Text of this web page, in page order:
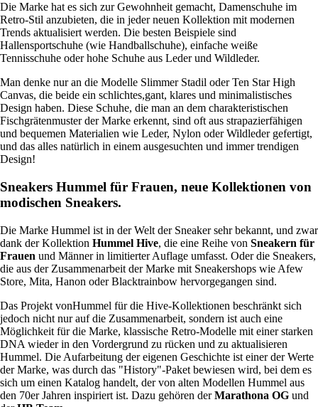
Die Marke hat es sich zur Gewohnheit gemacht, Damenschuhe im
Retro-Stil anzubieten, die in jeder neuen Kollektion mit modernen
Trends aktualisiert werden. Die besten Beispiele sind
Hallensportschuhe (wie Handballschuhe), einfache weiße
Tennisschuhe oder hohe Schuhe aus Leder und Wildleder.
Man denke nur an die Modelle Slimmer Stadil oder Ten Star High
Canvas, die beide ein schlichtes,gant, klares und minimalistisches
Design haben. Diese Schuhe, die man an dem charakteristischen
Fischgrätenmuster der Marke erkennt, sind oft aus strapazierfähigen
und bequemen Materialien wie Leder, Nylon oder Wildleder gefertigt,
und das alles natürlich in einem ausgesuchten und immer trendigen
Design!
Sneakers Hummel für Frauen, neue Kollektionen von
modischen Sneakers.
Die Marke Hummel ist in der Welt der Sneaker sehr bekannt, und zwar
dank der Kollektion Hummel Hive, die eine Reihe von Sneakern für
Frauen und Männer in limitierter Auflage umfasst. Oder die Sneakers,
die aus der Zusammenarbeit der Marke mit Sneakershops wie Afew
Store, Mita, Hanon oder Blacktrainbow hervorgegangen sind.
Das Projekt vonHummel für die Hive-Kollektionen beschränkt sich
jedoch nicht nur auf die Zusammenarbeit, sondern ist auch eine
Möglichkeit für die Marke, klassische Retro-Modelle mit einer starken
DNA wieder in den Vordergrund zu rücken und zu aktualisieren
Hummel. Die Aufarbeitung der eigenen Geschichte ist einer der Werte
der Marke, was durch das "History"-Paket bewiesen wird, bei dem es
sich um einen Katalog handelt, der von alten Modellen Hummel aus
den 70er Jahren inspiriert ist. Dazu gehören derMarathona OG und